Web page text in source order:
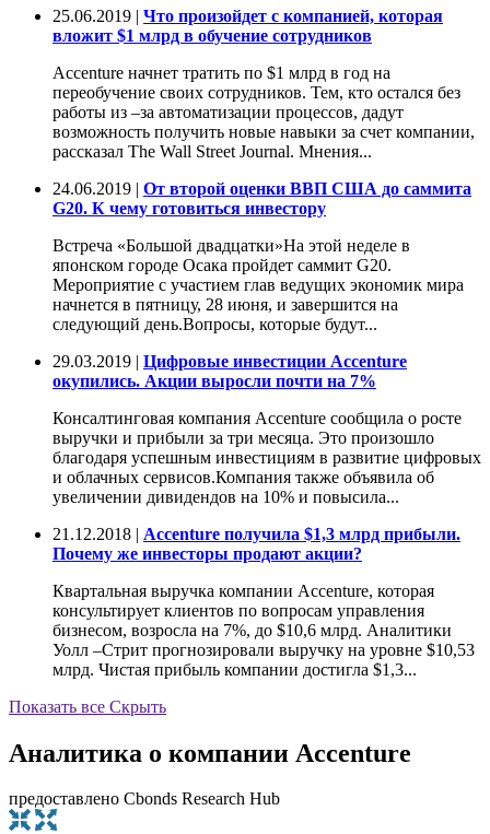
25.06.2019 | Что произойдет с компанией, которая
вложит $1 млрд в обучение сотрудников
Accenture начнет тратить по $1 млрд в год на
переобучение своих сотрудников. Тем, кто остался без
работы из –за автоматизации процессов, дадут
возможность получить новые навыки за счет компании,
рассказал The Wall Street Journal. Мнения...
24.06.2019 | От второй оценки ВВП США до саммита
G20. К чему готовиться инвестору
Встреча «Большой двадцатки»На этой неделе в
японском городе Осака пройдет саммит G20.
Мероприятие с участием глав ведущих экономик мира
начнется в пятницу, 28 июня, и завершится на
следующий день.Вопросы, которые будут...
29.03.2019 | Цифровые инвестиции Accenture
окупились. Акции выросли почти на 7%
Консалтинговая компания Accenture сообщила о росте
выручки и прибыли за три месяца. Это произошло
благодаря успешным инвестициям в развитие цифровых
и облачных сервисов.Компания также объявила об
увеличении дивидендов на 10% и повысила...
21.12.2018 | Accenture получила $1,3 млрд прибыли.
Почему же инвесторы продают акции?
Квартальная выручка компании Accenture, которая
консультирует клиентов по вопросам управления
бизнесом, возросла на 7%, до $10,6 млрд. Аналитики
Уолл –Стрит прогнозировали выручку на уровне $10,53
млрд. Чистая прибыль компании достигла $1,3...
Показать все Скрыть
Аналитика о компании Accenture
предоставлено Cbonds Research Hub